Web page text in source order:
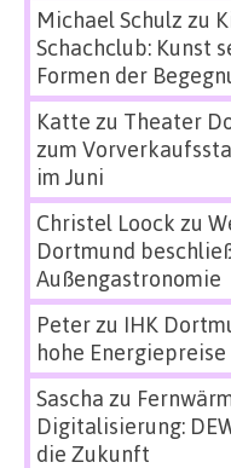
Michael Schulz zu
Schachclub: Kunst
Formen der
Katte zu Theater
zum
im Juni
Christel Loock zu
Dortmund
Außengastronomie
Peterzu IHK
hohe
Sascha zu
Digitalisierung:
die Zukunft